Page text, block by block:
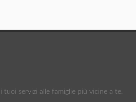
tuoi servizi alle famiglie più vicine a te.